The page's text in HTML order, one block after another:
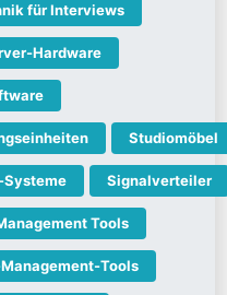
für Interviews
Hardware
Studiomöbel
Signalverteiler
Tools
Tools